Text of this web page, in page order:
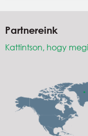
Partnereink
Kattintson, hogy